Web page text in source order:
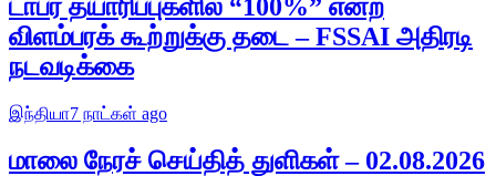
டாபர் தயாரிப்புகளில் “100%” என்ற
விளம்பரக் கூற்றுக்கு தடை – FSSAI அதிரடி
நடவடிக்கை
இந்தியா7 நாட்கள் ago
மாலை நேரச் செய்தித் துளிகள் – 02.08.2026